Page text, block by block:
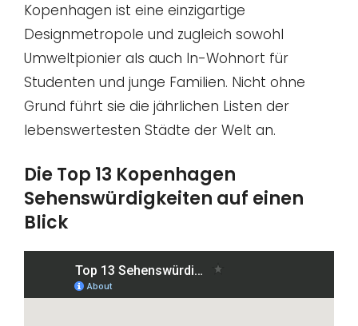
Kopenhagen ist eine einzigartige
Designmetropole und zugleich sowohl
Umweltpionier als auch In-Wohnort für
Studenten und junge Familien. Nicht ohne
Grund führt sie die jährlichen Listen der
lebenswertesten Städte der Welt an.
Die Top 13 Kopenhagen
Sehenswürdigkeiten auf einen
Blick